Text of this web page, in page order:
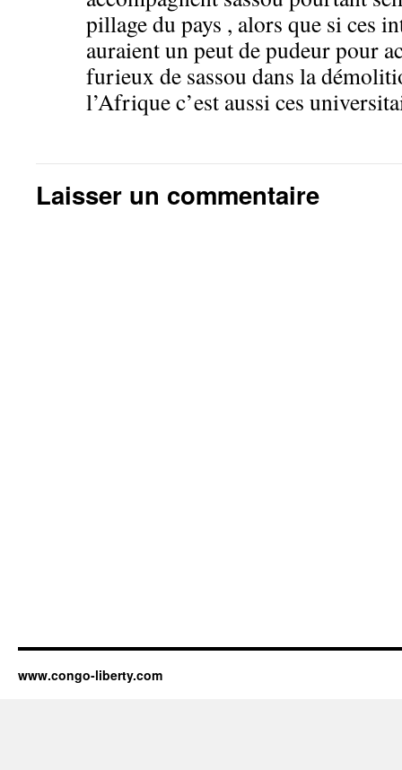
pillage du pays , alors que si ces
auraient un peut de pudeur pour
furieux de sassou dans la
l’Afrique c’est aussi ces
Laisser un commentaire
www.congo-liberty.com